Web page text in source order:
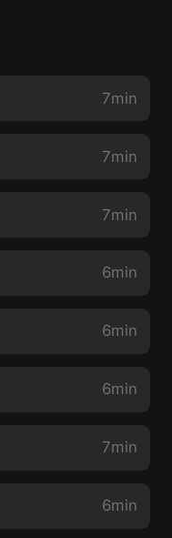
7min
7min
7min
6min
6min
6min
7min
6min